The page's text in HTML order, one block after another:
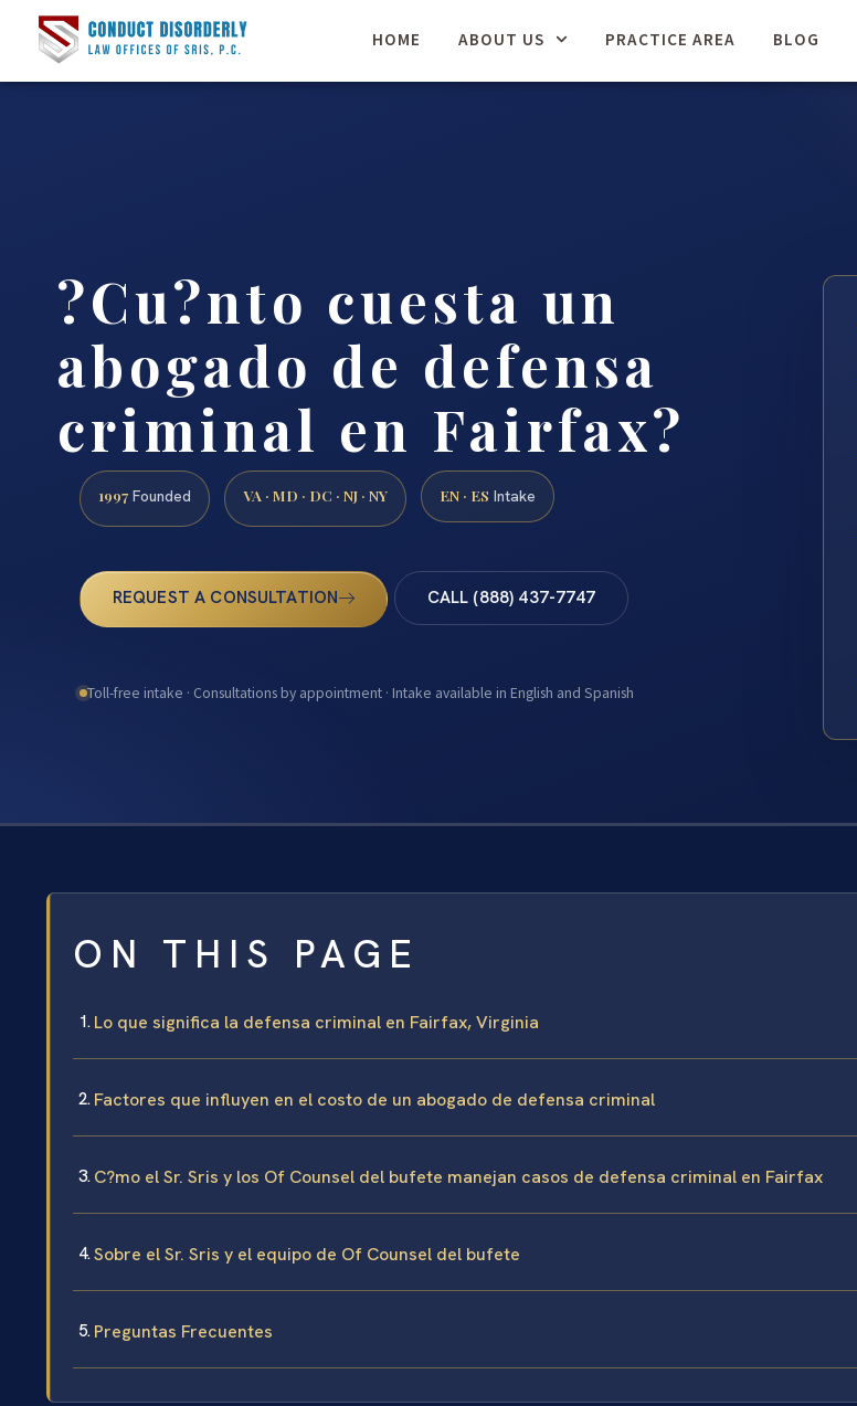
HOME ABOUT US PRACTICE AREA BLOG
?Cu?nto cuesta un
abogado de defensa
criminal en Fairfax?
1997 Founded VA · MD · DC · NJ · NY EN · ES Intake
REQUEST A CONSULTATION CALL (888) 437-7747
Toll-free intake · Consultations by appointment · Intake available in English and Spanish
ON THIS PAGE
Lo que significa la defensa criminal en Fairfax, Virginia
Factores que influyen en el costo de un abogado de defensa criminal
C?mo el Sr. Sris y los Of Counsel del bufete manejan casos de defensa criminal en Fairfax
Sobre el Sr. Sris y el equipo de Of Counsel del bufete
Preguntas Frecuentes